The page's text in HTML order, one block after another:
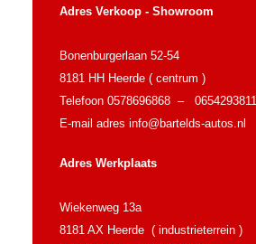
Adres Verkoop - Showroom
Bonenburgerlaan 52-54
8181 HH Heerde ( centrum )
Telefoon 0578696868 – 0654293811
E-mail adres info@bartelds-autos.nl
Adres Werkplaats
Wiekenweg 13a
8181 AX Heerde ( industrieterrein )